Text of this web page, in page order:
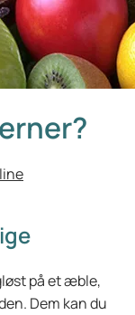
på et æble,
Dem kan du